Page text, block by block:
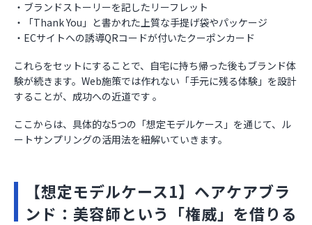
・ブランドストーリーを記したリーフレット
・「Thank You」と書かれた上質な手提げ袋やパッケージ
・ECサイトへの誘導QRコードが付いたクーポンカード
これらをセットにすることで、自宅に持ち帰った後もブランド体
験が続きます。Web施策では作れない「手元に残る体験」を設計
することが、成功への近道です 。
ここからは、具体的な5つの「想定モデルケース」を通じて、ル
ートサンプリングの活用法を紐解いていきます。
【想定モデルケース1】ヘアケアブラ
ンド：美容師という「権威」を借りる